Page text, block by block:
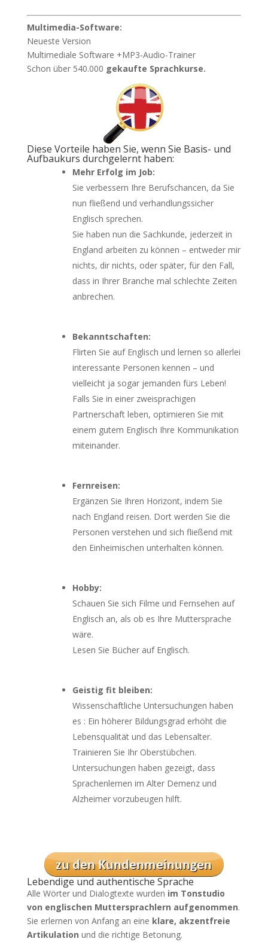
Multimedia-Software:
Neueste Version
Multimediale Software +MP3-Audio-Trainer
Schon über 540.000 gekaufte Sprachkurse.
Diese Vorteile haben Sie, wenn Sie Basis- und
Aufbaukurs durchgelernt haben:
Mehr Erfolg im Job:
Sie verbessern Ihre Berufschancen, da Sie
nun fließend und verhandlungssicher
Englisch sprechen.
Sie haben nun die Sachkunde, jederzeit in
England arbeiten zu können – entweder mir
nichts, dir nichts, oder später, für den Fall,
dass in Ihrer Branche mal schlechte Zeiten
anbrechen.
Bekanntschaften:
Flirten Sie auf Englisch und lernen so allerlei
interessante Personen kennen – und
vielleicht ja sogar jemanden fürs Leben!
Falls Sie in einer zweisprachigen
Partnerschaft leben, optimieren Sie mit
einem gutem Englisch Ihre Kommunikation
miteinander.
Fernreisen:
Ergänzen Sie Ihren Horizont, indem Sie
nach England reisen. Dort werden Sie die
Personen verstehen und sich fließend mit
den Einheimischen unterhalten können.
Hobby:
Schauen Sie sich Filme und Fernsehen auf
Englisch an, als ob es Ihre Muttersprache
wäre.
Lesen Sie Bücher auf Englisch.
Geistig fit bleiben:
Wissenschaftliche Untersuchungen haben
es : Ein höherer Bildungsgrad erhöht die
Lebensqualität und das Lebensalter.
Trainieren Sie Ihr Oberstübchen.
Untersuchungen haben gezeigt, dass
Sprachenlernen im Alter Demenz und
Alzheimer vorzubeugen hilft.
Lebendige und authentische Sprache
Alle Wörter und Dialogtexte wurden im Tonstudio
von englischen Muttersprachlern aufgenommen.
Sie erlernen von Anfang an eine klare, akzentfreie
Artikulation und die richtige Betonung.